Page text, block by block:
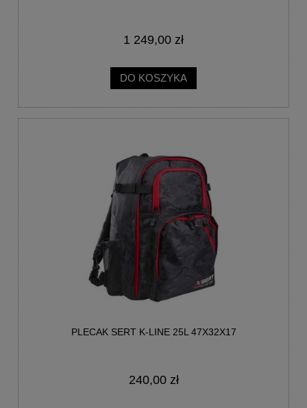
1 249,00 zł
DO KOSZYKA
PLECAK SERT K-LINE 25L 47X32X17
240,00 zł